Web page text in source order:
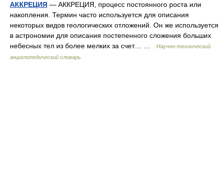
АККРЕЦИЯ — АККРЕЦИЯ, процесс постоянного роста или
накопления. Термин часто используется для описания
некоторых видов геологических отложений. Он же используется
в астрономии для описания постепенного сложения больших
небесных тел из более мелких за счет… …
Научно-технический
энциклопедический словарь